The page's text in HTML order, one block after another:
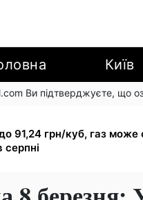
Київ
Ви підтверджуєте, що
7-10 серпня:
91,24 грн/куб, газ може
серпні